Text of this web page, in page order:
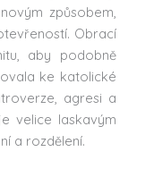
způsobem,
Obrací
aby podobně
ke katolické
agresi a
velice laskavým
a rozdělení.